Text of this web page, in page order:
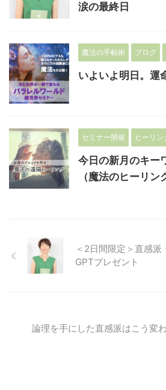
涙の最終日
魔法の手帖術 ブログ
いよいよ明日。運
セミナー開催 ヒーリン
今日の新月のキー
（魔法のヒーリン
＜2日間限定＞直感
GPTプレゼント
論理を手にした直感派はこう変